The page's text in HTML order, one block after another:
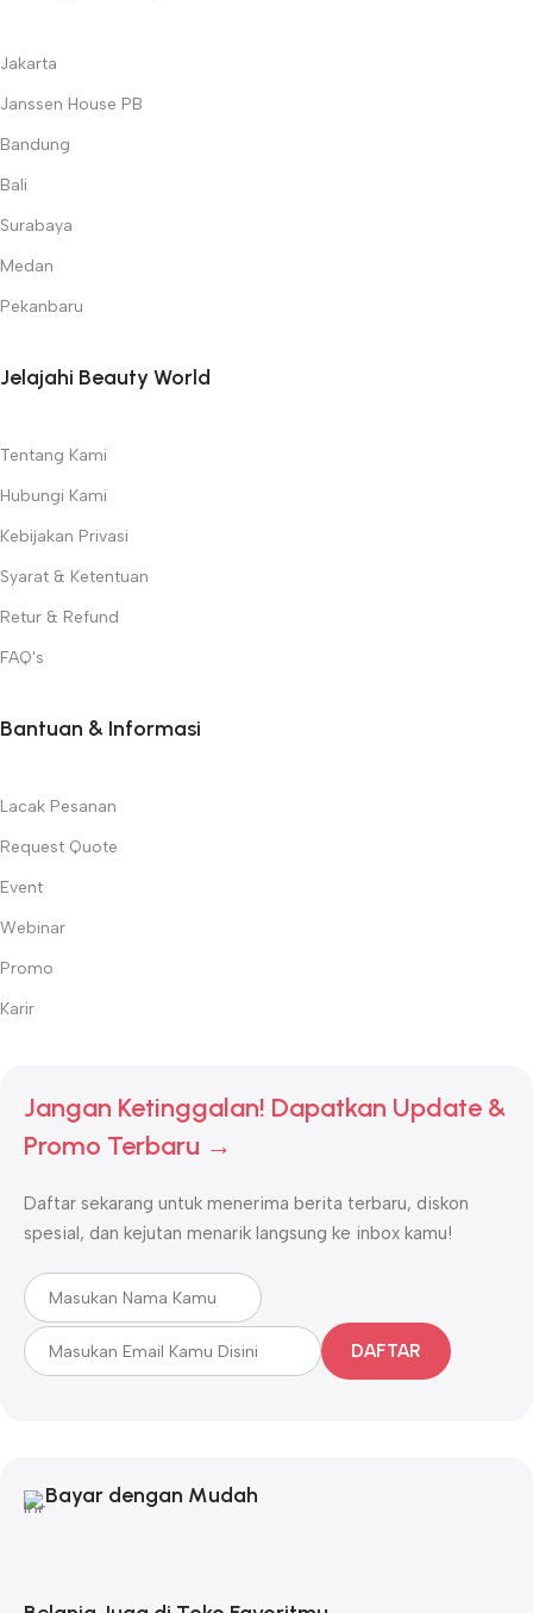
Jakarta
Janssen House PB
Bandung
Bali
Surabaya
Medan
Pekanbaru
Jelajahi Beauty World
Tentang Kami
Hubungi Kami
Kebijakan Privasi
Syarat & Ketentuan
Retur & Refund
FAQ's
Bantuan & Informasi
Lacak Pesanan
Request Quote
Event
Webinar
Promo
Karir
Jangan Ketinggalan! Dapatkan Update &
Promo Terbaru →
Daftar sekarang untuk menerima berita terbaru, diskon
spesial, dan kejutan menarik langsung ke inbox kamu!
DAFTAR
Bayar dengan Mudah